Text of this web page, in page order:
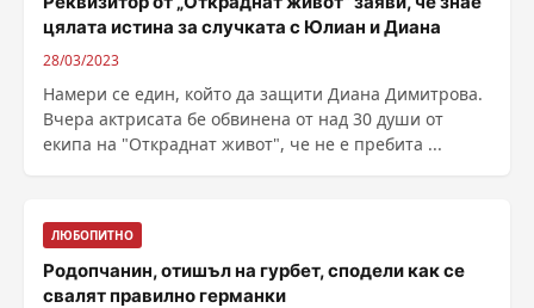
цялата истина за случката с Юлиан и Диана
28/03/2023
Намери се един, който да защити Диана Димитрова.
Вчера актрисата бе обвинена от над 30 души от
екипа на "Откраднат живот", че не е пребита ...
ЛЮБОПИТНО
Родопчанин, отишъл на гурбет, сподели как се
свалят правилно германки